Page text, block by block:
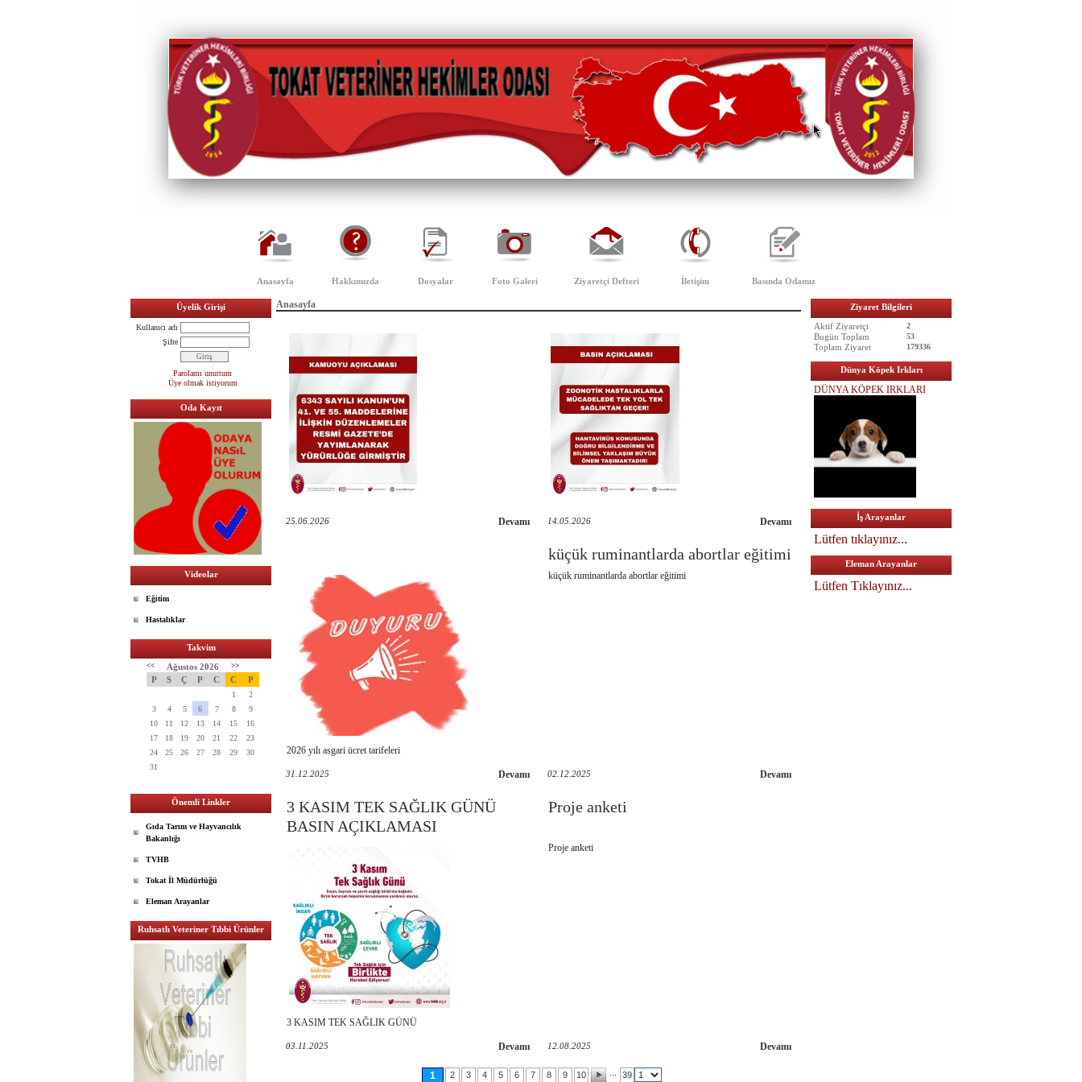
Anasayfa Hakkımızda Dosyalar Foto Galeri Ziyaretçi Defteri İletişim Basında Odamız
Üyelik Girişi
Kullanıcı adı
Şifre
Parolamı unuttum
Üye olmak istiyorum
Oda Kayıt
Videolar
Eğitim
Hastalıklar
Takvim
<< Ağustos 2026 >>
P S Ç P C C P
1
2
3
4 5 6 7 8
9
10
11 12 13 14 15
16
17
18 19 20 21 22
23
24
25 26 27 28 29
30
31
Önemli Linkler
Gıda Tarım ve Hayvancılık
Bakanlığı
TVHB
Tokat İl Müdürlüğü
Eleman Arayanlar
Ruhsatlı Veteriner Tıbbi Ürünler
Anasayfa
25.06.2026 Devamı 14.05.2026 Devamı
küçük ruminantlarda abortlar eğitimi
2026 yılı asgari ücret tarifeleri
küçük ruminantlarda abortlar eğitimi
31.12.2025 Devamı 02.12.2025 Devamı
3 KASIM TEK SAĞLIK GÜNÜ
BASIN AÇIKLAMASI
Proje anketi
3 KASIM TEK SAĞLIK GÜNÜ
Proje anketi
03.11.2025 Devamı 12.08.2025 Devamı
1 2 3 4 5 6 7 8 9 10 39
Ziyaret Bilgileri
Aktif Ziyaretçi
2
Bugün Toplam 53
Toplam Ziyaret 179336
Dünya Köpek Irkları
DÜNYA KÖPEK IRKLARI
İş Arayanlar
Lütfen tıklayınız...
Eleman Arayanlar
Lütfen Tıklayınız...